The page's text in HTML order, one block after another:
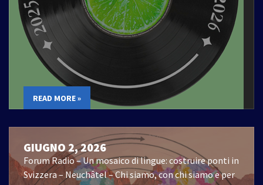
READ MORE »
GIUGNO 2, 2026
Forum Radio – Un mosaico di lingue: costruire ponti in
Svizzera – Neuchâtel – Chi siamo, con chi siamo e per